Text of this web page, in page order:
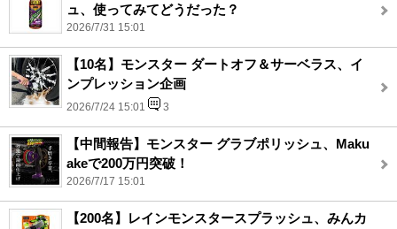
ュ、使ってみてどうだった？
2026/7/31 15:01
【10名】モンスター ダートオフ＆サーベラス、イ
ンプレッション企画
2026/7/24 15:01 3
【中間報告】モンスター グラブポリッシュ、Maku
akeで200万円突破！
2026/7/17 15:01
【200名】レインモンスタースプラッシュ、みんカ